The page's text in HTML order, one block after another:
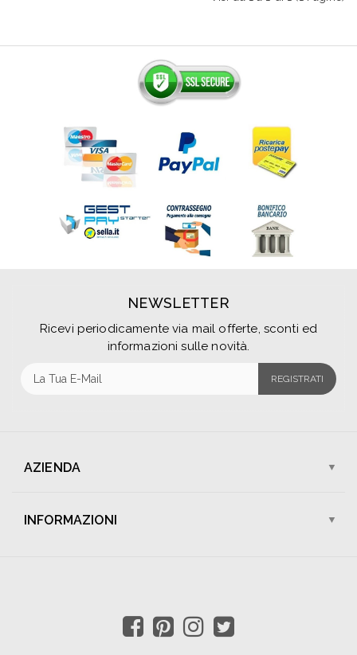
NEWSLETTER
Ricevi periodicamente via mail offerte, sconti ed
informazioni sulle novità.
REGISTRATI
AZIENDA
INFORMAZIONI
Resi e Rimborsi